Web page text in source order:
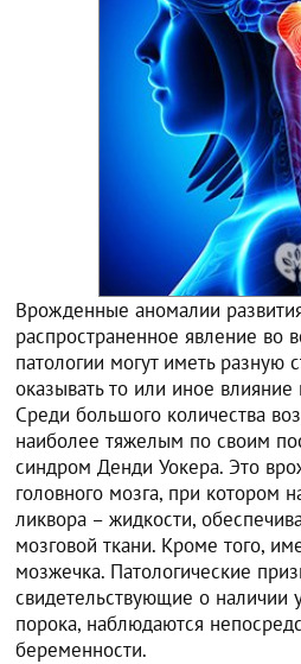
Врожденные аномалии
распространенное явление во
патологии могут иметь разную
оказывать то или иное
Среди большого количества
наиболее тяжелым по своим
синдром Денди Уокера. Это
головного мозга, при котором
ликвора – жидкости,
мозговой ткани. Кроме того,
мозжечка. Патологические
свидетельствующие о наличии
порока, наблюдаются
беременности.